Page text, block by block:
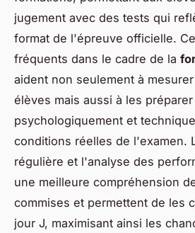
jugement avec des tests qui
format de l'épreuve officielle.
fréquents dans le cadre de la
aident non seulement à
élèves mais aussi à les préparer
psychologiquement et
conditions réelles de l'examen.
régulière et l'analyse des
une meilleure compréhension
commises et permettent de les
jour J, maximisant ainsi les